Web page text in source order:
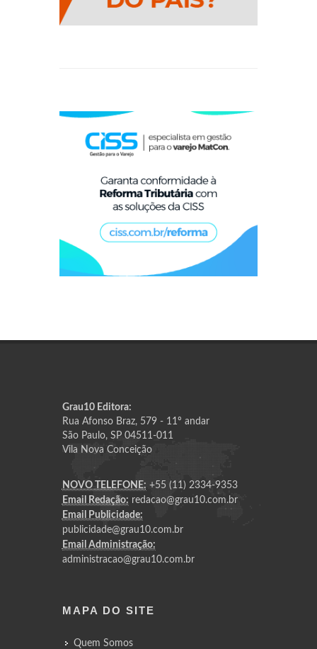
Grau10 Editora:
Rua Afonso Braz, 579 - 11º andar
São Paulo, SP 04511-011
Vila Nova Conceição
NOVO TELEFONE: +55 (11) 2334-9353
Email Redação: redacao@grau10.com.br
Email Publicidade:
publicidade@grau10.com.br
Email Administração:
administracao@grau10.com.br
MAPA DO SITE
Quem Somos